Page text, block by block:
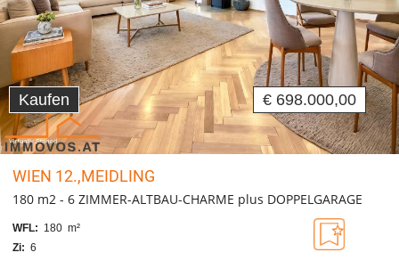
Kaufen € 698.000,00
WIEN 12.,MEIDLING
180 m2 - 6 ZIMMER-ALTBAU-CHARME plus DOPPELGARAGE
WFL: 180 m²
Zi: 6